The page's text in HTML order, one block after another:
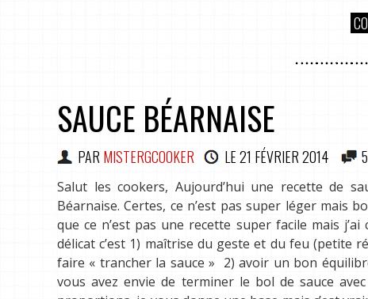
SAUCE BÉARNAISE
PAR MISTERGCOOKER LE21 FÉVRIER 2014
Salut les cookers, Aujourd’hui une recette de
Béarnaise. Certes, ce n’est pas super léger mais
que ce n’est pas une recette super facile mais
délicat c’est 1) maîtrise du geste et du feu (petite
faire « trancher la sauce » 2) avoir un bon
vous avez envie de terminer le bol de sauce